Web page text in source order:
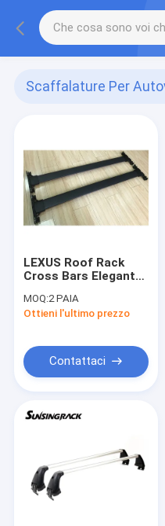
Scaffalature Per
LEXUS Roof Rack
Cross Bars Elegante
esteriori auto in nero
MOQ:2 PAIA
Ottieni l'ultimo prezzo
Contattaci